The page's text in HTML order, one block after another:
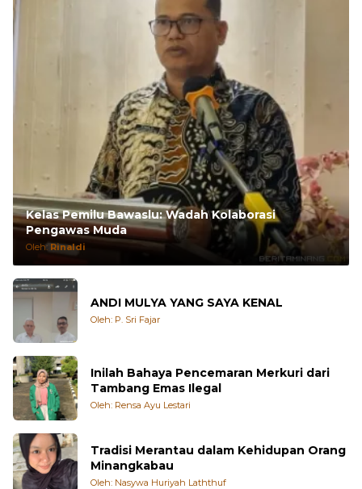
Kelas Pemilu Bawaslu: Wadah Kolaborasi
Pengawas Muda
Oleh:Rinaldi
ANDI MULYA YANG SAYA KENAL
Oleh: P. Sri Fajar
Inilah Bahaya Pencemaran Merkuri dari
Tambang Emas Ilegal
Oleh: Rensa Ayu Lestari
Tradisi Merantau dalam Kehidupan Orang
Minangkabau
Oleh: Nasywa Huriyah Laththuf